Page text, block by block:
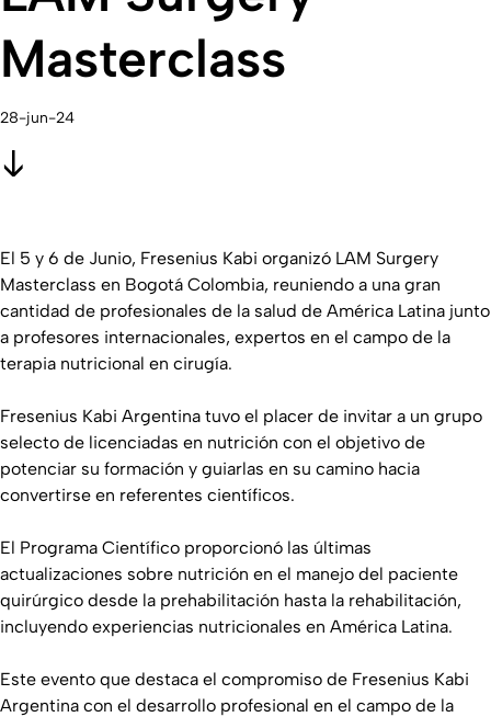
Masterclass
28-jun-24
El 5 y 6 de Junio, Fresenius Kabi organizó LAM Surgery
Masterclass en Bogotá Colombia, reuniendo a una gran
cantidad de profesionales de la salud de América Latina junto
a profesores internacionales, expertos en el campo de la
terapia nutricional en cirugía.
Fresenius Kabi Argentina tuvo el placer de invitar a un grupo
selecto de licenciadas en nutrición con el objetivo de
potenciar su formación y guiarlas en su camino hacia
convertirse en referentes científicos.
El Programa Científico proporcionó las últimas
actualizaciones sobre nutrición en el manejo del paciente
quirúrgico desde la prehabilitación hasta la rehabilitación,
incluyendo experiencias nutricionales en América Latina.
Este evento que destaca el compromiso de Fresenius Kabi
Argentina con el desarrollo profesional en el campo de la